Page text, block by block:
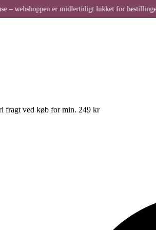
fragt ved køb for min. 249 kr
er midlertidigt lukket for bestillinger.